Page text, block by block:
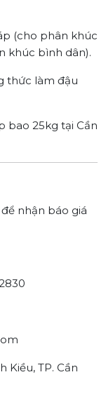
(cho phân khúc
khúc bình dân).
thức làm đậu
bao 25kg tại Cần
nhận báo giá
Kiều, TP. Cần